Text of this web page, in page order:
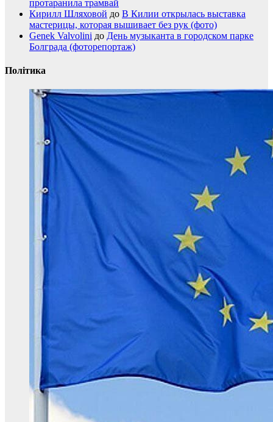
протаранила трамвай
Кирилл Шляховой до В Килии открылась выставка
мастерицы, которая вышивает без рук (фото)
Genek Valvolini до День музыканта в городском парке
Болграда (фоторепортаж)
Політика